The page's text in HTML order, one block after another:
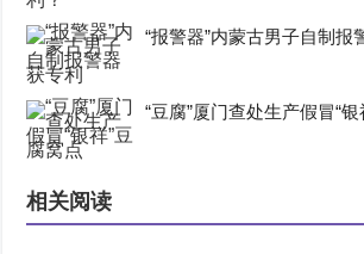
“报警器”内蒙古男子自制报
“豆腐”厦门查处生产假冒“
相关阅读